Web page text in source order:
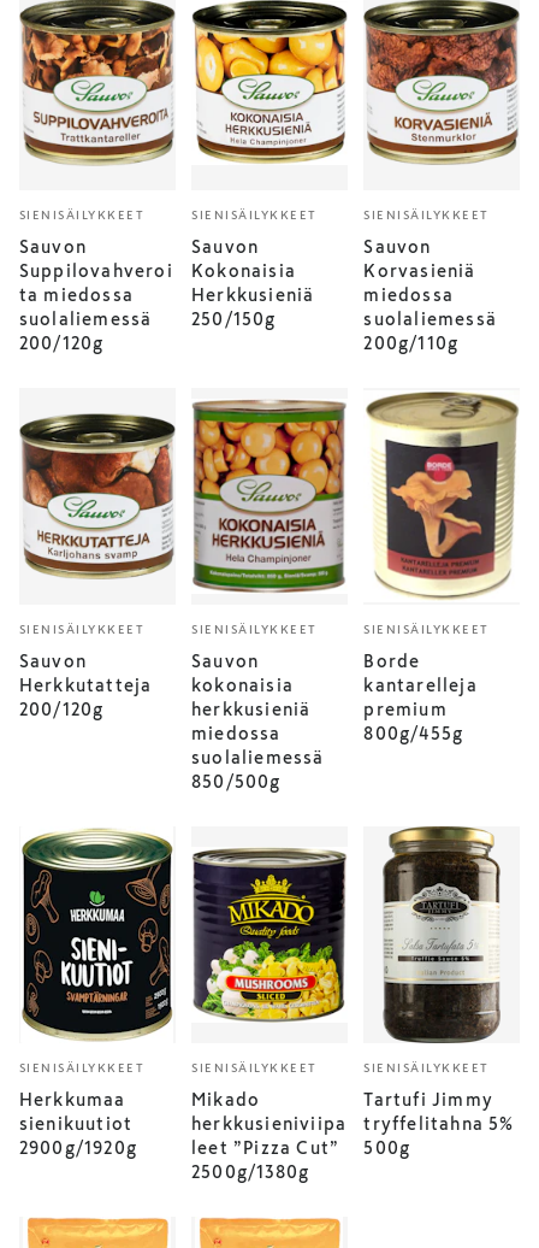
SIENISÄILYKKEET
Sauvon
Suppilovahveroi
ta miedossa
suolaliemessä
200/120g
SIENISÄILYKKEET
Sauvon
Kokonaisia
Herkkusieniä
250/150g
SIENISÄILYKKEET
Sauvon
Korvasieniä
miedossa
suolaliemessä
200g/110g
SIENISÄILYKKEET
Sauvon
Herkkutatteja
200/120g
SIENISÄILYKKEET
Sauvon
kokonaisia
herkkusieniä
miedossa
suolaliemessä
850/500g
SIENISÄILYKKEET
Borde
kantarelleja
premium
800g/455g
SIENISÄILYKKEET
Herkkumaa
sienikuutiot
2900g/1920g
SIENISÄILYKKEET
Mikado
herkkusieniviipa
leet ”Pizza Cut”
2500g/1380g
SIENISÄILYKKEET
Tartufi Jimmy
tryffelitahna 5%
500g